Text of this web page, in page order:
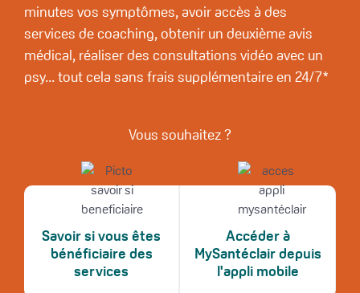
minutes vos symptômes, avoir accès à des
services de coaching, obtenir un deuxième avis
médical, réaliser des consultations vidéo avec un
psy... tout cela sans frais supplémentaire en 24/7*
Vous souhaitez ?
Savoir si vous êtes
bénéficiaire des
services
Accéder à
MySantéclair depuis
l'appli mobile